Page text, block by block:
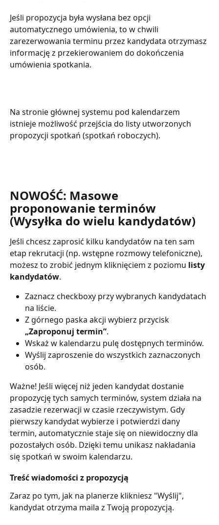
Jeśli propozycja była wysłana bez opcji
automatycznego umówienia, to w chwili
zarezerwowania terminu przez kandydata otrzymasz
informację z przekierowaniem do dokończenia
umówienia spotkania.
Na stronie głównej systemu pod kalendarzem
istnieje możliwość przejścia do listy utworzonych
propozycji spotkań (spotkań roboczych).
NOWOŚĆ: Masowe
proponowanie terminów
(Wysyłka do wielu kandydatów)
Jeśli chcesz zaprosić kilku kandydatów na ten sam
etap rekrutacji (np. wstępne rozmowy telefoniczne),
możesz to zrobić jednym kliknięciem z poziomu listy
kandydatów.
Zaznacz checkboxy przy wybranych kandydatach
na liście.
Z górnego paska akcji wybierz przycisk
„Zaproponuj termin”.
Wskaż w kalendarzu pulę dostępnych terminów.
Wyślij zaproszenie do wszystkich zaznaczonych
osób.
Ważne! Jeśli więcej niż jeden kandydat dostanie
propozycję tych samych terminów, system działa na
zasadzie rezerwacji w czasie rzeczywistym. Gdy
pierwszy kandydat wybierze i potwierdzi dany
termin, automatycznie staje się on niewidoczny dla
pozostałych osób. Dzięki temu unikasz nakładania
się spotkań w swoim kalendarzu.
Treść wiadomości z propozycją
Zaraz po tym, jak na planerze klikniesz "Wyślij",
kandydat otrzyma maila z Twoją propozycją.